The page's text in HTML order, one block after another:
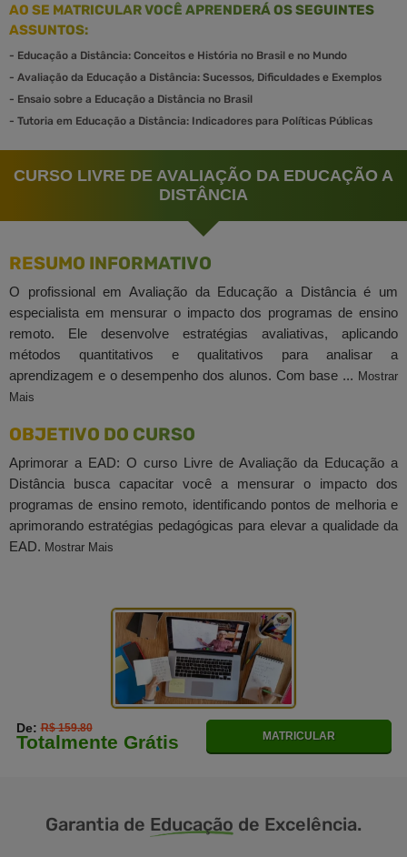
AO SE MATRICULAR VOCÊ APRENDERÁ OS SEGUINTES
ASSUNTOS:
- Educação a Distância: Conceitos e História no Brasil e no Mundo
- Avaliação da Educação a Distância: Sucessos, Dificuldades e Exemplos
- Ensaio sobre a Educação a Distância no Brasil
- Tutoria em Educação a Distância: Indicadores para Políticas Públicas
CURSO LIVRE DE AVALIAÇÃO DA EDUCAÇÃO A
DISTÂNCIA
RESUMO INFORMATIVO
O profissional em Avaliação da Educação a Distância é um
especialista em mensurar o impacto dos programas de ensino
remoto. Ele desenvolve estratégias avaliativas, aplicando
métodos quantitativos e qualitativos para analisar a
aprendizagem e o desempenho dos alunos. Com base ... Mostrar
Mais
OBJETIVO DO CURSO
Aprimorar a EAD: O curso Livre de Avaliação da Educação a
Distância busca capacitar você a mensurar o impacto dos
programas de ensino remoto, identificando pontos de melhoria e
aprimorando estratégias pedagógicas para elevar a qualidade da
EAD. Mostrar Mais
De:R$ 159.80
Totalmente Grátis MATRICULAR
Garantia de Educação de Excelência.